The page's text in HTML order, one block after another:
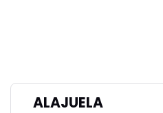
ALAJUELA